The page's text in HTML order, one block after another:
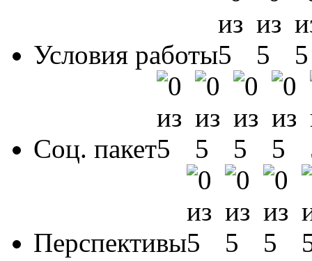
Условия работы
Соц. пакет
Перспективы